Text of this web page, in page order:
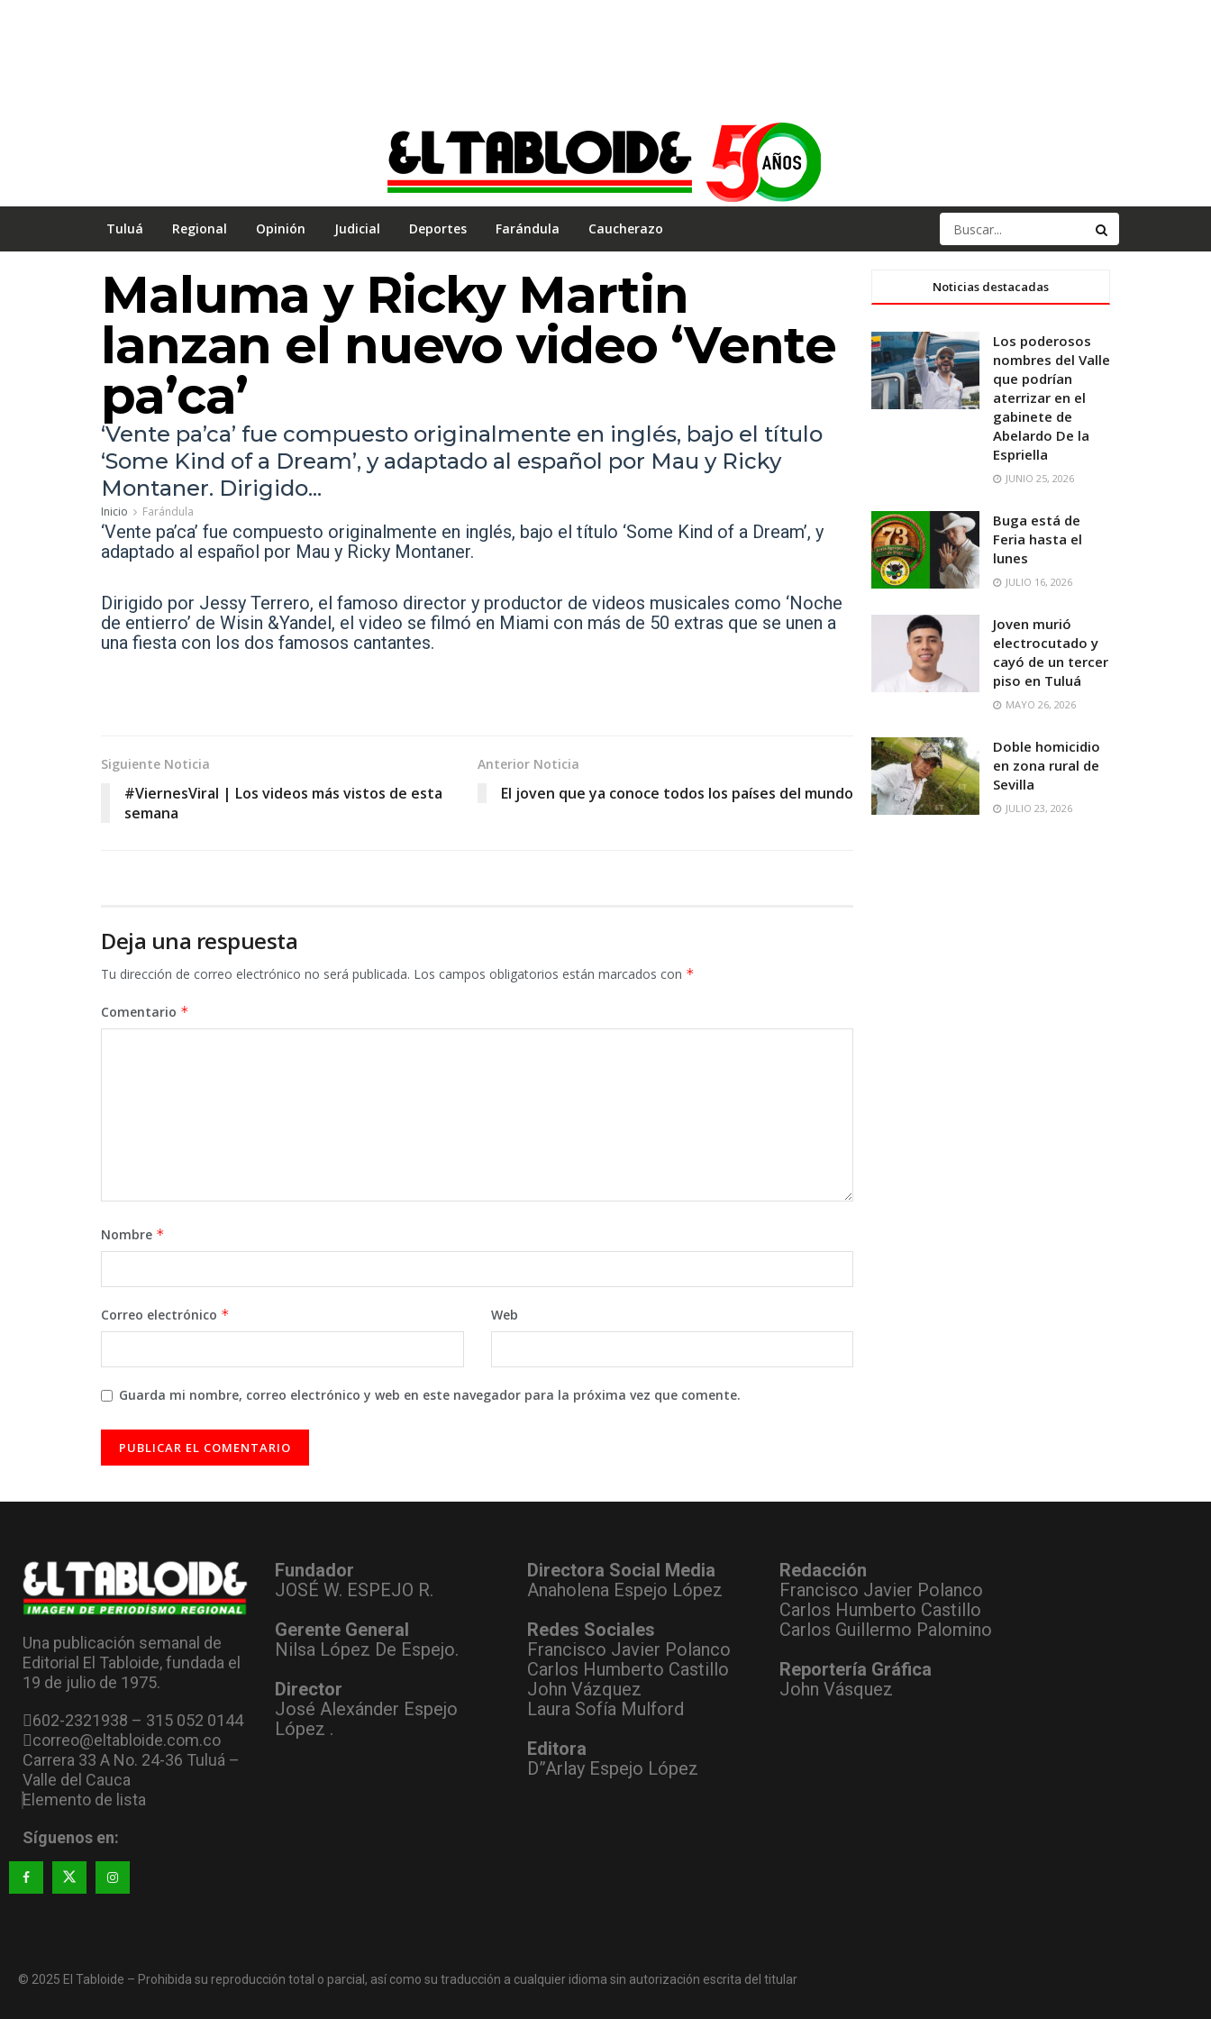
Tuluá Regional Opinión Judicial Deportes Farándula Caucherazo
Maluma y Ricky Martin
lanzan el nuevo video ‘Vente
pa’ca’
‘Vente pa’ca’ fue compuesto originalmente en inglés, bajo el título
‘Some Kind of a Dream’, y adaptado al español por Mau y Ricky
Montaner. Dirigido...
Inicio Farándula
‘Vente pa’ca’ fue compuesto originalmente en inglés, bajo el título ‘Some Kind of a Dream’, y
adaptado al español por Mau y Ricky Montaner.
Dirigido por Jessy Terrero, el famoso director y productor de videos musicales como ‘Noche
de entierro’ de Wisin &Yandel, el video se filmó en Miami con más de 50 extras que se unen a
una fiesta con los dos famosos cantantes.
Siguiente Noticia
#‎ViernesViral‬ | Los videos más vistos de esta
semana
Anterior Noticia
El joven que ya conoce todos los países del mundo
Deja una respuesta
Tu dirección de correo electrónico no será publicada. Los campos obligatorios están marcados con *
Comentario *
Nombre *
Correo electrónico * Web
Guarda mi nombre, correo electrónico y web en este navegador para la próxima vez que comente.
Noticias destacadas
Los poderosos
nombres del Valle
que podrían
aterrizar en el
gabinete de
Abelardo De la
Espriella
JUNIO 25, 2026
Buga está de
Feria hasta el
lunes
JULIO 16, 2026
Joven murió
electrocutado y
cayó de un tercer
piso en Tuluá
MAYO 26, 2026
Doble homicidio
en zona rural de
Sevilla
JULIO 23, 2026
Una publicación semanal de
Editorial El Tabloide, fundada el
19 de julio de 1975.
602-2321938 – 315 052 0144
correo@eltabloide.com.co
Carrera 33 A No. 24-36 Tuluá –
Valle del Cauca
Elemento de lista
Síguenos en:
Fundador
JOSÉ W. ESPEJO R.
Gerente General
Nilsa López De Espejo.
Director
José Alexánder Espejo
López .
Directora Social Media
Anaholena Espejo López
Redes Sociales
Francisco Javier Polanco
Carlos Humberto Castillo
John Vázquez
Laura Sofía Mulford
Editora
D”Arlay Espejo López
Redacción
Francisco Javier Polanco
Carlos Humberto Castillo
Carlos Guillermo Palomino
Reportería Gráfica
John Vásquez
© 2025 El Tabloide – Prohibida su reproducción total o parcial, así como su traducción a cualquier idioma sin autorización escrita del titular